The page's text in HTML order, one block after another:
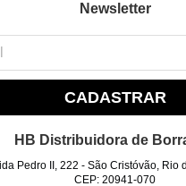
Newsletter
CADASTRAR
HB Distribuidora de
Pedro II, 222 -São Cristóvão, Rio
CEP: 20941-070